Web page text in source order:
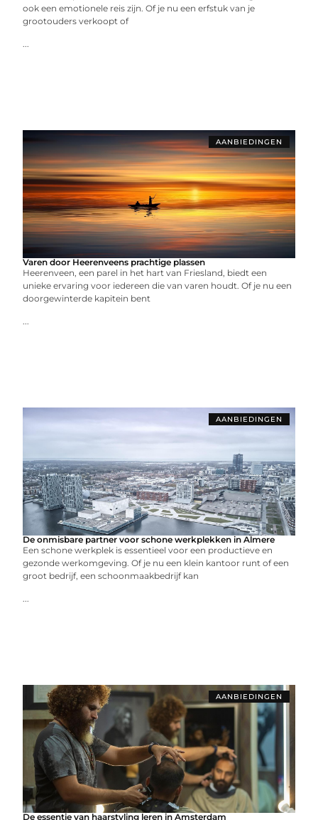
ook een emotionele reis zijn. Of je nu een erfstuk van je
grootouders verkoopt of
...
AANBIEDINGEN
Varen door Heerenveens prachtige plassen
Heerenveen, een parel in het hart van Friesland, biedt een
unieke ervaring voor iedereen die van varen houdt. Of je nu een
doorgewinterde kapitein bent
...
AANBIEDINGEN
De onmisbare partner voor schone werkplekken in Almere
Een schone werkplek is essentieel voor een productieve en
gezonde werkomgeving. Of je nu een klein kantoor runt of een
groot bedrijf, een schoonmaakbedrijf kan
...
AANBIEDINGEN
De essentie van haarstyling leren in Amsterdam